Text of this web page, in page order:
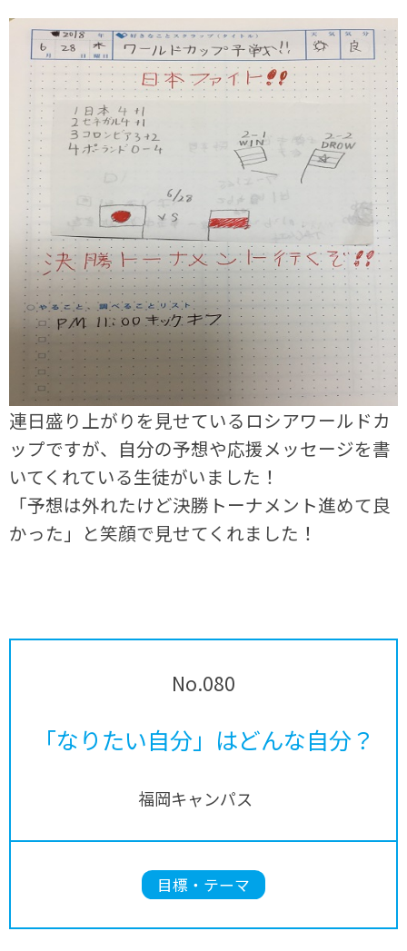
連日盛り上がりを見せているロシアワールドカ
ップですが、自分の予想や応援メッセージを書
いてくれている生徒がいました！
「予想は外れたけど決勝トーナメント進めて良
かった」と笑顔で見せてくれました！
No.080
「なりたい自分」はどんな自分？
福岡キャンパス
目標・テーマ